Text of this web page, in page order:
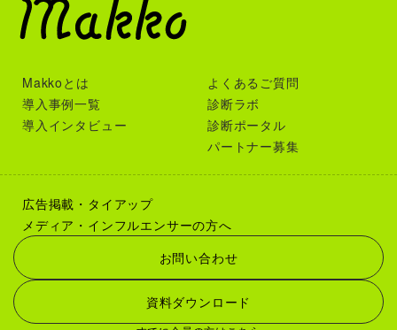
Makkoとは
導入事例一覧
導入インタビュー
よくあるご質問
診断ラボ
診断ポータル
パートナー募集
広告掲載・タイアップ
メディア・インフルエンサーの方へ
お問い合わせ
資料ダウンロード